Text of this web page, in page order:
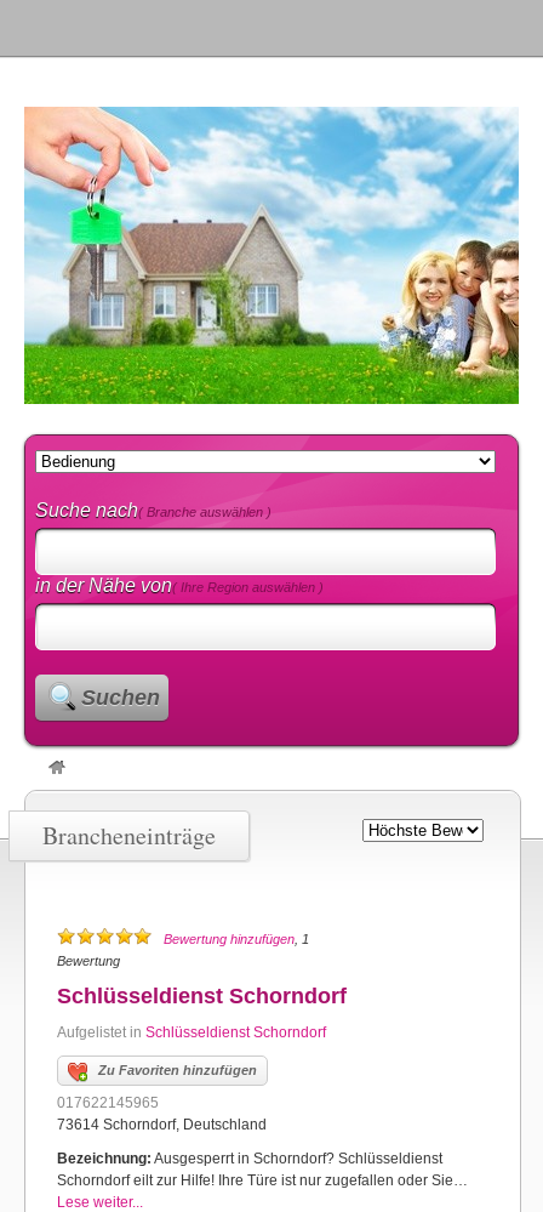
Suche nach( Branche auswählen )
in der Nähe von( Ihre Region auswählen )
Suchen
Brancheneinträge
Bewertung hinzufügen , 1
Bewertung
Schlüsseldienst Schorndorf
Aufgelistet in Schlüsseldienst Schorndorf
Zu Favoriten hinzufügen
017622145965
73614 Schorndorf, Deutschland
Bezeichnung: Ausgesperrt in Schorndorf? Schlüsseldienst
Schorndorf eilt zur Hilfe! Ihre Türe ist nur zugefallen oder Sie…
Lese weiter...